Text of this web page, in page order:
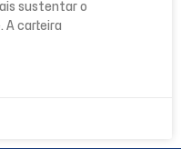
sustentar o
A carteira